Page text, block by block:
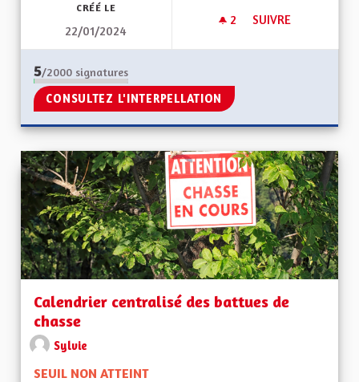
CRÉÉ LE
22/01/2024
2 2 ABONNÉS
SUIVRE
5/2000 signatures
CONSULTEZ L'INTERPELLATION
Calendrier centralisé des battues de
chasse
Sylvie
SEUIL NON ATTEINT